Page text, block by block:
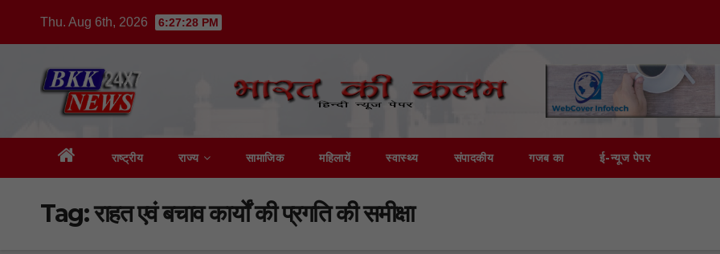
Thu. Aug 6th, 2026 6:27:29 PM
राष्ट्रीय राज्य सामाजिक महिलायें स्वास्थ्य संपादकीय गजब का ई-न्यूज पेपर
Tag:राहत एवं बचाव कार्यों की प्रगति की समीक्षा